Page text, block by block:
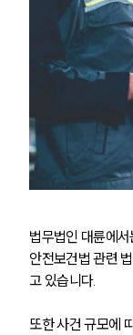
법무법인 대륜에
안전보건법 관련
고 있습니다.
또한 사건 규모에